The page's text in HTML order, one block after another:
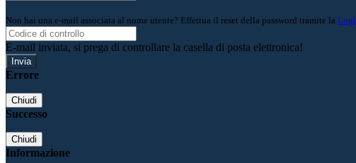
Non hai una e-mail associata al nome utente? Effettua il reset della password tramite la
E-mail inviata, si prega di controllare la casella di posta elettronica!
Errore
Chiudi
Successo
Chiudi
Informazione